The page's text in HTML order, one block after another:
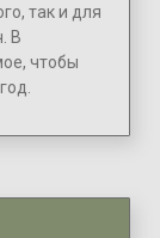
так и для
В
чтобы